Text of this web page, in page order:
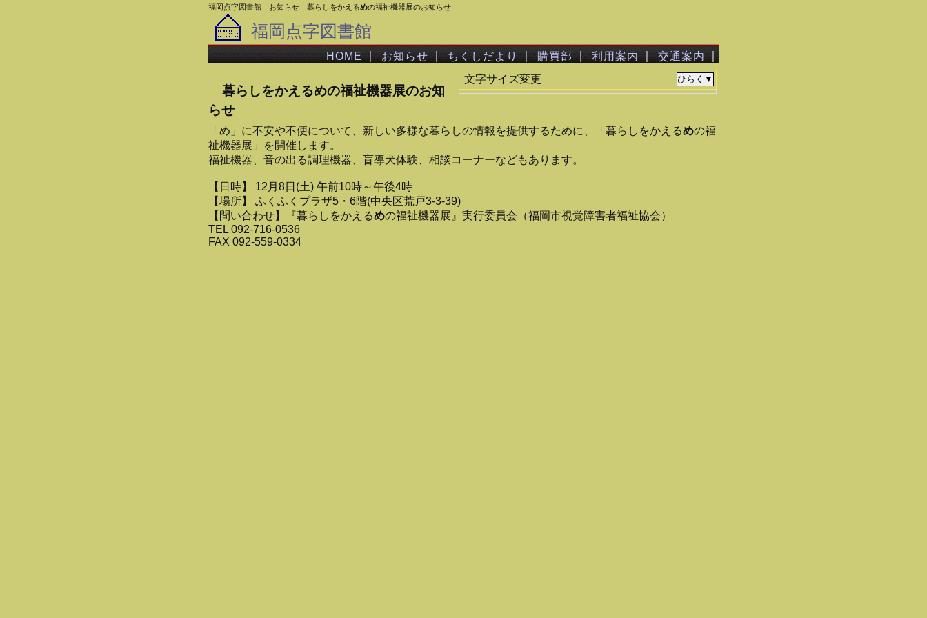
福岡点字図書館 お知らせ 暮らしをかえるめの福祉機器展のお知らせ
福岡点字図書館
HOME お知らせ ちくしだより 購買部 利用案内 交通案内
文字サイズ変更
暮らしをかえるめの福祉機器展のお知
らせ
「め」に不安や不便について、新しい多様な暮らしの情報を提供するために、「暮らしをかえるめの福
祉機器展」を開催します。
福祉機器、音の出る調理機器、盲導犬体験、相談コーナーなどもあります。
【日時】 12月8日(土) 午前10時～午後4時
【場所】 ふくふくプラザ5・6階(中央区荒戸3-3-39)
【問い合わせ】『暮らしをかえるめの福祉機器展』実行委員会（福岡市視覚障害者福祉協会）
TEL 092-716-0536
FAX 092-559-0334